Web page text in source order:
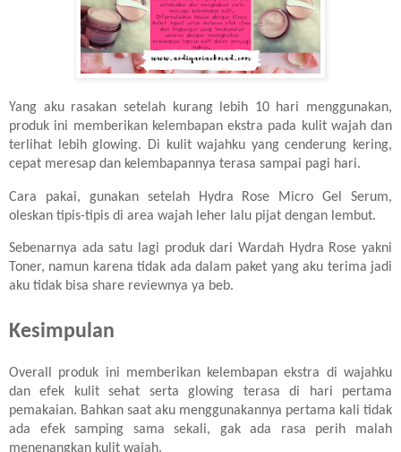
Yang aku rasakan setelah kurang lebih 10 hari menggunakan,
produk ini memberikan kelembapan ekstra pada kulit wajah dan
terlihat lebih glowing. Di kulit wajahku yang cenderung kering,
cepat meresap dan kelembapannya terasa sampai pagi hari.
Cara pakai, gunakan setelah Hydra Rose
Micro Gel Serum,
oleskan tipis-tipis di area wajah leher lalu pijat dengan lembut.
Sebenarnya ada satu lagi produk dari Wardah Hydra Rose yakni
Toner, namun karena tidak ada dalam paket yang aku terima jadi
aku tidak bisa share reviewnya ya beb.
Kesimpulan
Overall produk ini memberikan kelembapan ekstra di wajahku
dan efek kulit sehat serta glowing terasa di hari pertama
pemakaian. Bahkan saat aku menggunakannya pertama kali tidak
ada efek samping sama sekali, gak ada rasa perih malah
menenangkan kulit wajah.